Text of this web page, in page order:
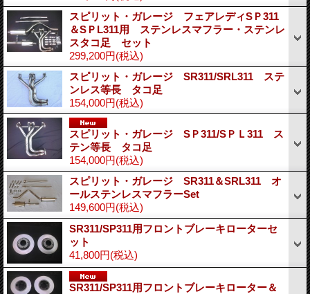
スピリット・ガレージ フェアレディSＰ311
＆SＰL311用 ステンレスマフラー・ステンレ
スタコ足 セット
299,200円(税込)
スピリット・ガレージ SR311/SRL311 ステ
ンレス等長 タコ足
154,000円(税込)
スピリット・ガレージ SＰ311/SＰＬ311 ス
テン等長 タコ足
154,000円(税込)
スピリット・ガレージ SR311＆SRL311 オ
ールステンレスマフラーSet
149,600円(税込)
SR311/SP311用フロントブレーキローターセ
ット
41,800円(税込)
SR311/SP311用フロントブレーキローター＆